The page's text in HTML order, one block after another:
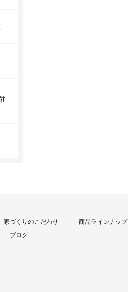
家づくりのこだわり
商品ラインナップ
ブログ